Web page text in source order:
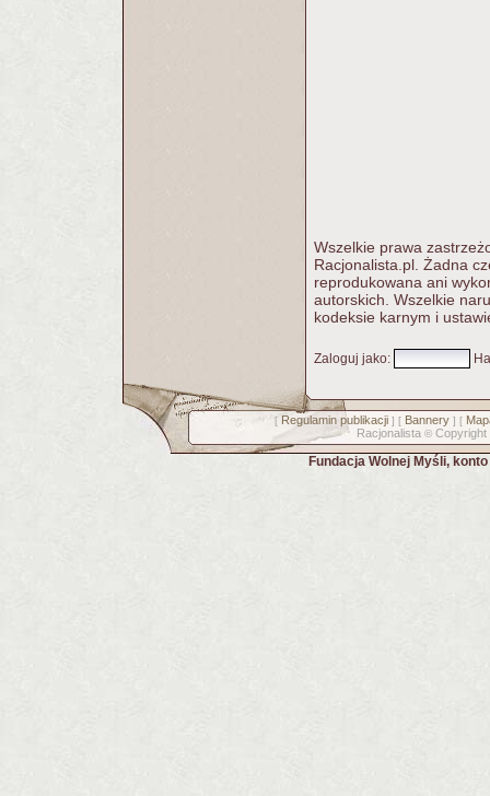
Wszelkie prawa
Racjonalista.pl. Żadna
reprodukowana ani
autorskich. Wszelkie
kodeksie karnym i
Zaloguj jako:
[ Regulamin publikacji] [ Bannery] [
Racjonalista © Copyright
Fundacja Wolnej Myśli,